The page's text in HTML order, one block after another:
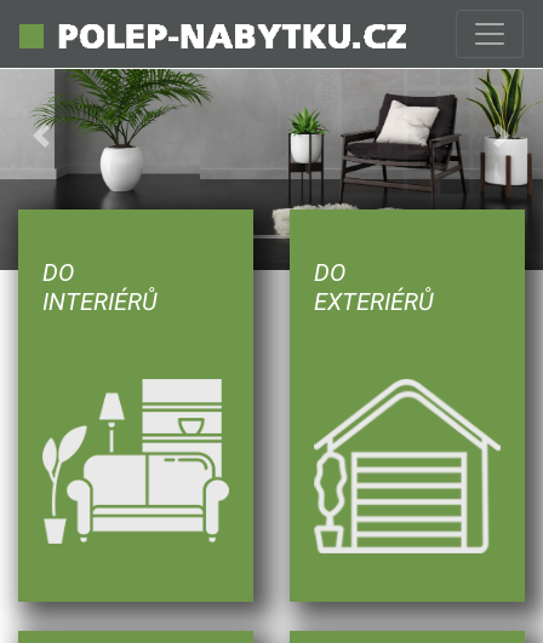
Previous Next
DO
INTERIÉRŮ
DO
EXTERIÉRŮ